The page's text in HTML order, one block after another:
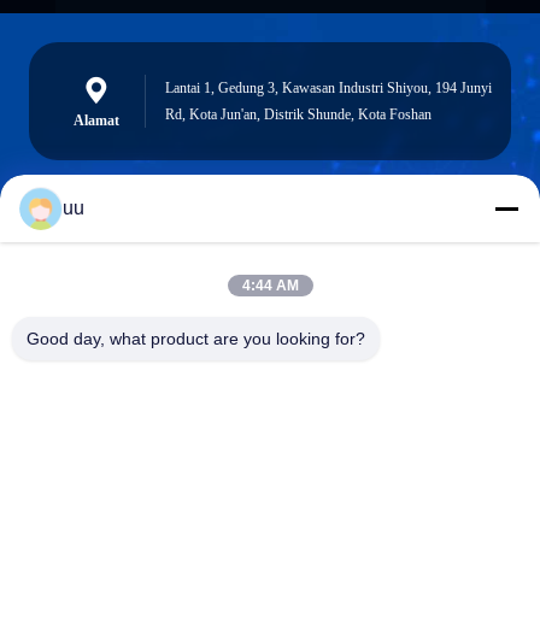
Alamat
Lantai 1, Gedung 3, Kawasan Industri Shiyou, 194 Junyi
Rd, Kota Jun'an, Distrik Shunde, Kota Foshan
uu
4:44 AM
Good day, what product are you looking for?